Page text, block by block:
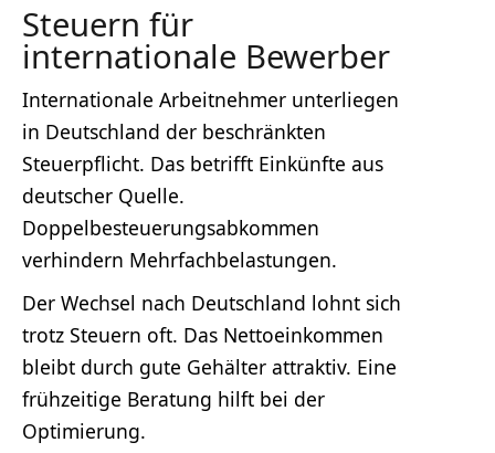
Steuern für
internationale Bewerber
Internationale Arbeitnehmer unterliegen
in Deutschland der beschränkten
Steuerpflicht. Das betrifft Einkünfte aus
deutscher Quelle.
Doppelbesteuerungsabkommen
verhindern Mehrfachbelastungen.
Der Wechsel nach Deutschland lohnt sich
trotz Steuern oft. Das Nettoeinkommen
bleibt durch gute Gehälter attraktiv. Eine
frühzeitige Beratung hilft bei der
Optimierung.